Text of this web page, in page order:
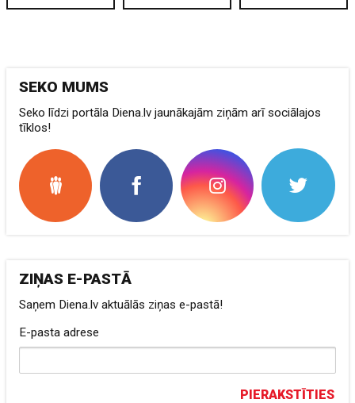
SEKO MUMS
Seko līdzi portāla Diena.lv jaunākajām ziņām arī sociālajos
tīklos!
ZIŅAS E-PASTĀ
Saņem Diena.lv aktuālās ziņas e-pastā!
E-pasta adrese
PIERAKSTĪTIES